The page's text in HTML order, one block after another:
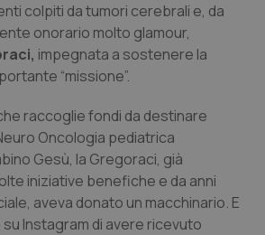
Giulia
coronaropatie
colpiti da tumori cerebrali e, da
onorario molto glamour,
impegnata a sostenere la
“missione”.
raccoglie fondi da destinare
Oncologia pediatrica
Gesù, la Gregoraci, già
iniziative benefiche e da anni
aveva donato un macchinario. E
Instagram di avere ricevuto